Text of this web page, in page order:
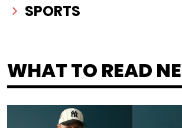
SPORTS
WHAT TO READ